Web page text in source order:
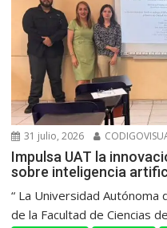
31 julio, 2026
Impulsa UAT la
sobre inteligencia
“ La Universidad Autónoma
de la Facultad de Ciencias